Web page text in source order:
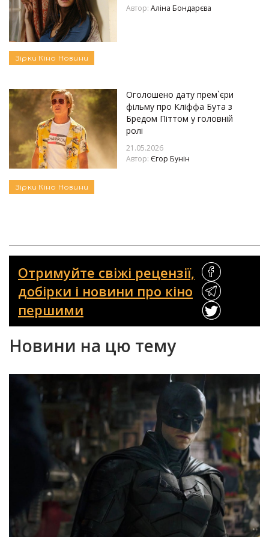
Автор: Аліна Бондарєва
Зірки Кіно Новини
Оголошено дату прем`єри
фільму про Кліффа Бута з
Бредом Піттом у головній
ролі
21.05.2026
Автор: Єгор Бунін
Зірки Кіно Новини
Отримуйте свіжі рецензії,
добірки і новини про кіно
першими
Новини на цю тему